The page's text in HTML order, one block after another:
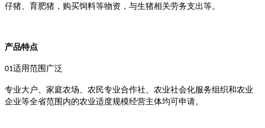
仔猪、育肥猪，购买饲料等物资，与生猪相关劳务支出等。
产品特点
01适用范围广泛
专业大户、家庭农场、农民专业合作社、农业社会化服务组织和农业
企业等全省范围内的农业适度规模经营主体均可申请。